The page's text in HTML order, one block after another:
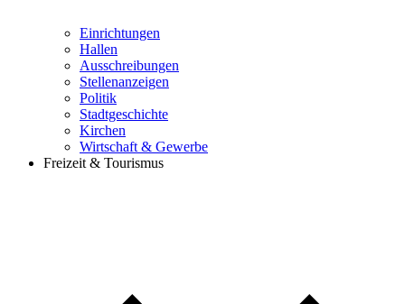
Einrichtungen
Hallen
Ausschreibungen
Stellenanzeigen
Politik
Stadtgeschichte
Kirchen
Wirtschaft & Gewerbe
Freizeit & Tourismus